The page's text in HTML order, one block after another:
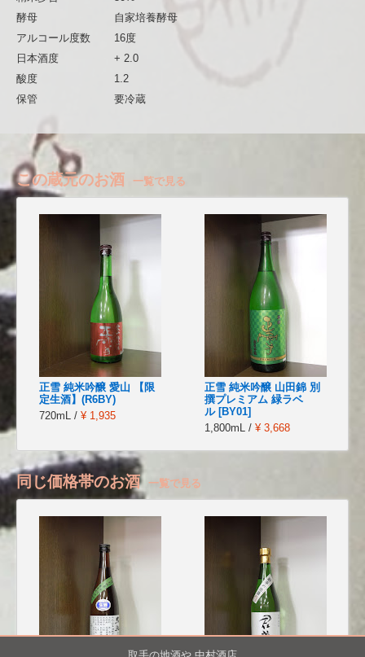
酵母
自家培養酵母
アルコール度数
16度
日本酒度
+ 2.0
酸度
1.2
保管
要冷蔵
この蔵元のお酒 一覧で見る
正雪 純米吟醸 愛山 【限
定生酒】(R6BY)
720mL / ¥ 1,935
正雪 純米吟醸 山田錦 別
撰プレミアム 緑ラベ
ル [BY01]
1,800mL / ¥ 3,668
同じ価格帯のお酒 一覧で見る